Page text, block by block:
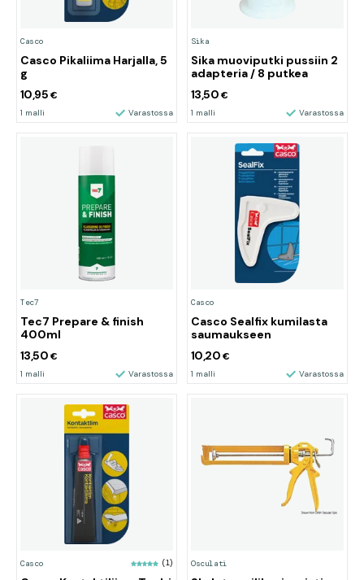
Casco
Casco Pikaliima Harjalla, 5
g
10,95 €
1 malli Varastossa
Sika
Sika muoviputki pussiin 2
adapteria / 8 putkea
13,50 €
1 malli Varastossa
Tec7
Tec7 Prepare & finish
400ml
13,50 €
1 malli Varastossa
Casco
Casco Sealfix kumilasta
saumaukseen
10,20 €
1 malli Varastossa
Casco (1) Osculati